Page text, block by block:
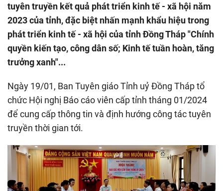
tuyên truyền kết quả phát triển kinh tế - xã hội năm
2023 của tỉnh, đặc biệt nhấn mạnh khẩu hiệu trong
phát triển kinh tế - xã hội của tỉnh Đồng Tháp "Chính
quyền kiến tạo, công dân số; Kinh tế tuần hoàn, tăng
trưởng xanh"...
Ngày 19/01, Ban Tuyên giáo Tỉnh uỷ Đồng Tháp tổ
chức Hội nghị Báo cáo viên cấp tỉnh tháng 01/2024
để cung cấp thông tin và định hướng công tác tuyên
truyền thời gian tới.